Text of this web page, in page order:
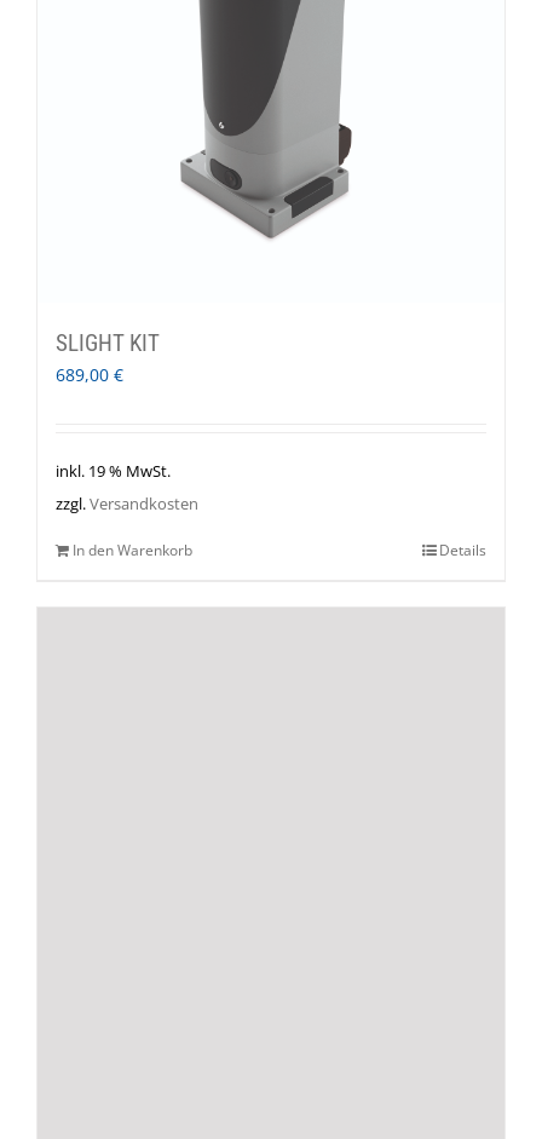
SLIGHT KIT
689,00 €
inkl. 19 % MwSt.
zzgl.Versandkosten
In den Warenkorb Details